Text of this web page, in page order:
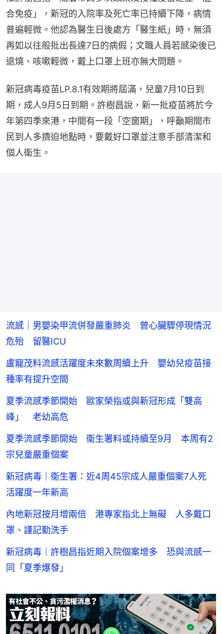
合免疫」，新冠的入院率及死亡率已持續下降，病情
普遍輕微。他認為醫生日後處方「醫生紙」時，無須
再如以往般批出長達7日的病假；文職人員若感染後已
退燒、咳嗽輕微，戴上口罩上班亦無大問題。
新冠病毒疫苗LP.8.1有效期將屆滿，兒童7月10日到
期，成人9月5日到期。許樹昌說，新一批疫苗將於今
年第四季來港，中間有一段「空窗期」，呼籲期間市
民到人多擠迫地點時，要戴好口罩並注意手部清潔和
個人衛生。
流感｜男嬰染甲流併發嚴重肺炎 曾心臟驟停現情況
危殆 留醫ICU
盧寵茂料流感活躍度未來數周續上升 嬰幼兒疫苗接
種率有提升空間
夏季流感季節開始 歐家榮指或與新冠形成「雙高
峰」 老幼高危
夏季流感季節開始 衞生署料或持續至9月 本周有2
宗兒童嚴重個案
新冠病毒｜衞生署：近4周45宗成人嚴重個案7人死
活躍度一年新高
內地新冠按月增兩倍 港專家指北上無礙 人多戴口
罩、謹記勤洗手
新冠病毒｜許樹昌指近期入院個案增多 恐與流感一
同「夏季爆發」